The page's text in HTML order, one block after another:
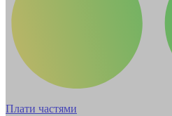
Плати частями